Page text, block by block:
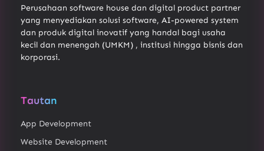
Perusahaan software house dan digital product partner
yang menyediakan solusi software, AI-powered system
dan produk digital inovatif yang handal bagi usaha
kecil dan menengah (UMKM) , institusi hingga bisnis dan
korporasi.
Tautan
App Development
Website Development